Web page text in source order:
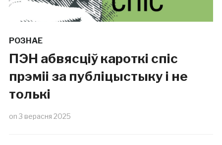
РОЗНАЕ
ПЭН абвясціў кароткі спіс
прэміі за публіцыстыку і не
толькі
on 3 верасня 2025